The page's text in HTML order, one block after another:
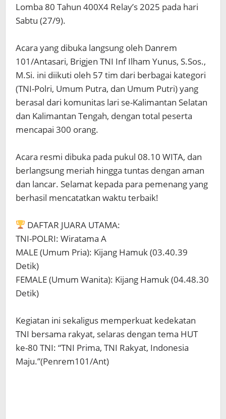
Lomba 80 Tahun 400X4 Relay’s 2025 pada hari
Sabtu (27/9).
‎Acara yang dibuka langsung oleh Danrem
101/Antasari, Brigjen TNI Inf Ilham Yunus, S.Sos.,
M.Si. ini diikuti oleh 57 tim dari berbagai kategori
(TNI-Polri, Umum Putra, dan Umum Putri) yang
berasal dari komunitas lari se-Kalimantan Selatan
dan Kalimantan Tengah, dengan total peserta
mencapai 300 orang.
‎Acara resmi dibuka pada pukul 08.10 WITA, dan
berlangsung meriah hingga tuntas dengan aman
dan lancar. Selamat kepada para pemenang yang
berhasil mencatatkan waktu terbaik!
DAFTAR JUARA UTAMA:
‎TNI-POLRI: Wiratama A
‎MALE (Umum Pria): Kijang Hamuk (03.40.39
Detik)
‎FEMALE (Umum Wanita): Kijang Hamuk (04.48.30
Detik)
‎Kegiatan ini sekaligus memperkuat kedekatan
TNI bersama rakyat, selaras dengan tema HUT
ke-80 TNI: “TNI Prima, TNI Rakyat, Indonesia
Maju.”(Penrem101/Ant)